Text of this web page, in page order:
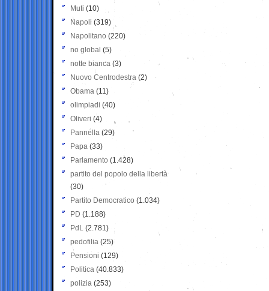
Muti (10)
Napoli (319)
Napolitano (220)
no global (5)
notte bianca (3)
Nuovo Centrodestra (2)
Obama (11)
olimpiadi (40)
Oliveri (4)
Pannella (29)
Papa (33)
Parlamento (1.428)
partito del popolo della libertà
(30)
Partito Democratico (1.034)
PD (1.188)
PdL (2.781)
pedofilia (25)
Pensioni (129)
Politica (40.833)
polizia (253)